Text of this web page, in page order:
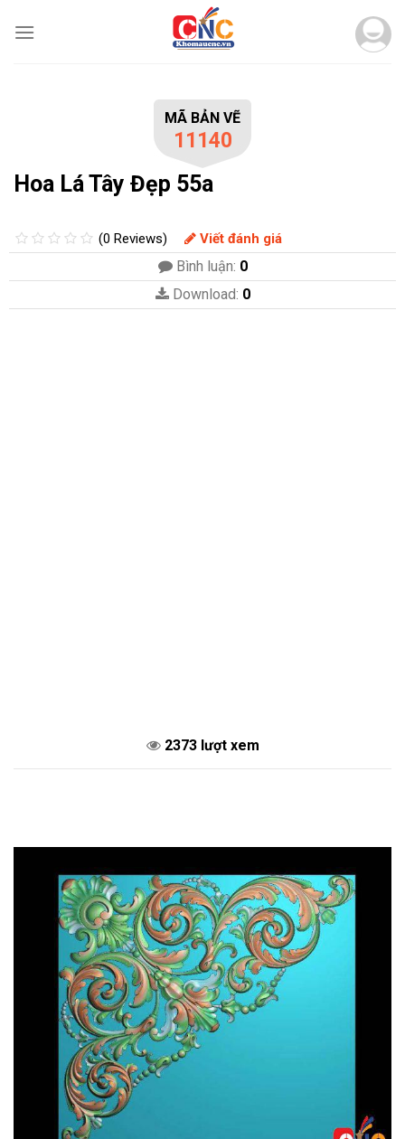
MÃ BẢN VẼ
11140
Hoa Lá Tây Đẹp 55a
(0 Reviews) Viết đánh giá
Bình luận: 0
Download: 0
2373 lượt xem